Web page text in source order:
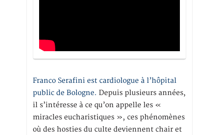
Franco Serafini est cardiologue à l’hôpital
public de Bologne. Depuis plusieurs années,
il s’intéresse à ce qu’on appelle les «
miracles eucharistiques », ces phénomènes
où des hosties du culte deviennent chair et